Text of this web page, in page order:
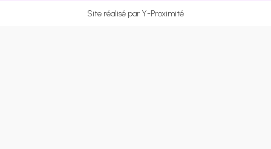
Site réalisé par Y-Proximité